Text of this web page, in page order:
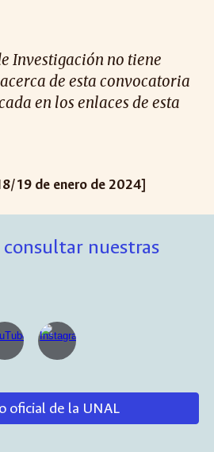
Investigación no tiene
de esta convocatoria
en los enlaces de esta
19 de enero de 2024]
nuestras
oficial de la UNAL